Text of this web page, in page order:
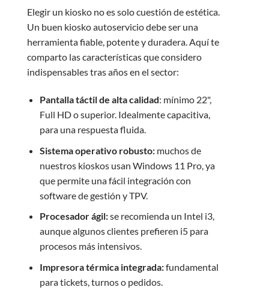
Elegir un kiosko no es solo cuestión de estética.
Un buen kiosko autoservicio debe ser una
herramienta fiable, potente y duradera. Aquí te
comparto las características que considero
indispensables tras años en el sector:
Pantalla táctil de alta calidad: mínimo 22",
Full HD o superior. Idealmente capacitiva,
para una respuesta fluida.
Sistema operativo robusto:muchos de
nuestros kioskos usan Windows 11 Pro, ya
que permite una fácil integración con
software de gestión y TPV.
Procesador ágil:se recomienda un Intel i3,
aunque algunos clientes prefieren i5 para
procesos más intensivos.
Impresora térmica integrada:fundamental
para tickets, turnos o pedidos.